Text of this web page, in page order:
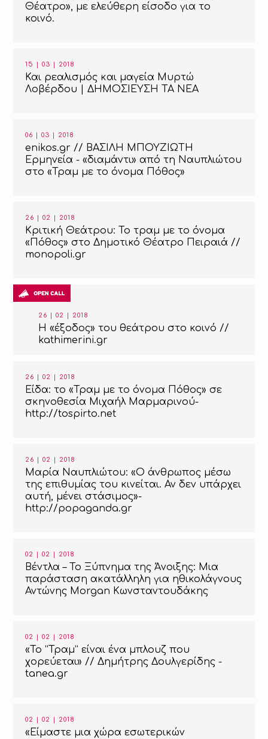
Θέατρο», με ελεύθερη είσοδο για το
κοινό.
15 | 03 | 2018
Και ρεαλισμός και μαγεία Μυρτώ
Λοβέρδου | ΔΗΜΟΣΙΕΥΣΗ TA NEA
06 | 03 | 2018
enikos.gr // ΒΑΣΙΛΗ ΜΠΟΥΖΙΩΤΗ
Ερμηνεία - «διαμάντι» από τη Ναυπλιώτου
στο «Τραμ με το όνομα Πόθος»
26 | 02 | 2018
Κριτική Θεάτρου: Το τραμ με το όνομα
«Πόθος» στο Δημοτικό Θέατρο Πειραιά //
monopoli.gr
26 | 02 | 2018
Η «έξοδος» του θεάτρου στο κοινό //
kathimerini.gr
26 | 02 | 2018
Είδα: το «Τραμ με το όνομα Πόθος» σε
σκηνοθεσία Μιχαήλ Μαρμαρινού-
http://tospirto.net
26 | 02 | 2018
Μαρία Ναυπλιώτου: «Ο άνθρωπος μέσω
της επιθυμίας του κινείται. Αν δεν υπάρχει
αυτή, μένει στάσιμος»-
http://popaganda.gr
02 | 02 | 2018
Βέντλα – Το Ξύπνημα της Άνοιξης: Μια
παράσταση ακατάλληλη για ηθικολάγνους
Αντώνης Morgan Κωνσταντουδάκης
02 | 02 | 2018
«Το “Τραμ” είναι ένα μπλουζ που
χορεύεται» // Δημήτρης Δουλγερίδης -
tanea.gr
02 | 02 | 2018
«Είμαστε μια χώρα εσωτερικών